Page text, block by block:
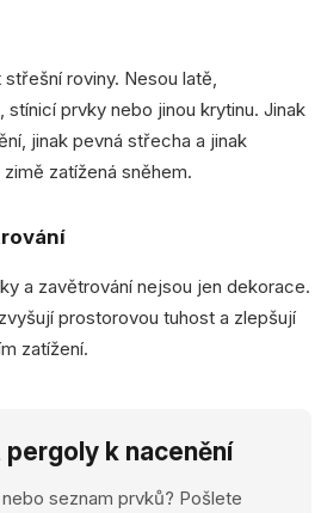
roviny. Nesou latě,
prvky nebo jinou krytinu. Jinak
jinak pevná střecha a jinak
zatížená sněhem.
a zavětrování nejsou jen dekorace.
prostorovou tuhost a zlepšují
zatížení.
k nacenění
seznam prvků? Pošlete